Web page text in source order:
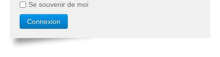
Se souvenir de moi